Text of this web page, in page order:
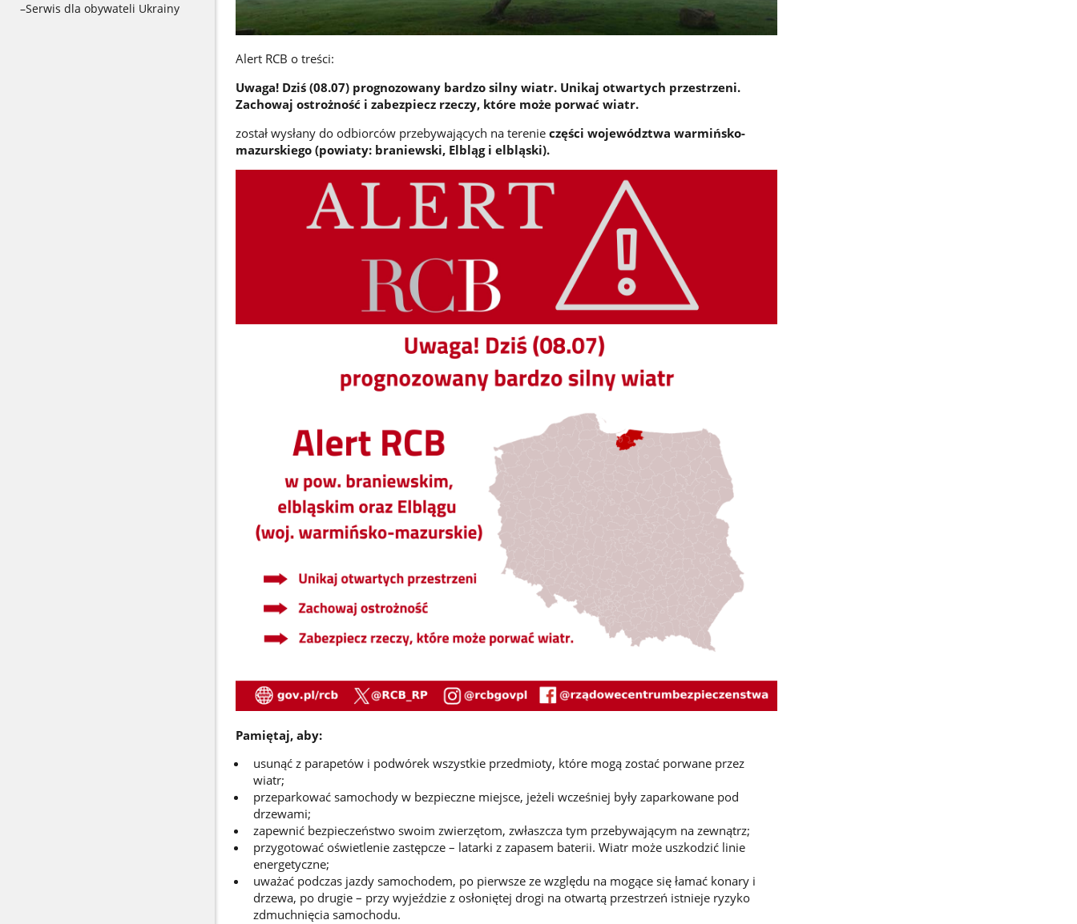
–Serwis dla obywateli Ukrainy
Alert RCB o treści:
Uwaga! Dziś (08.07) prognozowany bardzo silny wiatr. Unikaj otwartych przestrzeni.
Zachowaj ostrożność i zabezpiecz rzeczy, które może porwać wiatr.
został wysłany do odbiorców przebywających na terenie części województwa warmińsko-
mazurskiego (powiaty: braniewski, Elbląg i elbląski).
Pamiętaj, aby:
usunąć z parapetów i podwórek wszystkie przedmioty, które mogą zostać porwane przez
wiatr;
przeparkować samochody w bezpieczne miejsce, jeżeli wcześniej były zaparkowane pod
drzewami;
zapewnić bezpieczeństwo swoim zwierzętom, zwłaszcza tym przebywającym na zewnątrz;
przygotować oświetlenie zastępcze – latarki z zapasem baterii. Wiatr może uszkodzić linie
energetyczne;
uważać podczas jazdy samochodem, po pierwsze ze względu na mogące się łamać konary i
drzewa, po drugie – przy wyjeździe z osłoniętej drogi na otwartą przestrzeń istnieje ryzyko
zdmuchnięcia samochodu.